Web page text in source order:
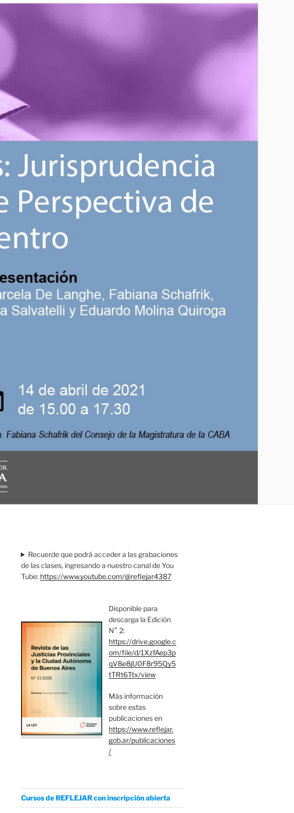
Recuerde que podrá acceder a las grabaciones
de las clases, ingresando a nuestro canal de You
Tube: https://www.youtube.com/@reflejar4387
Disponible para
descarga la Edición
N° 2:
https://drive.google.c
om/file/d/1XzfAep3p
qV8e8jU0F8r95Qy5
tTRt6Ttx/view
Más información
sobre estas
publicaciones en
https://www.reflejar.
gob.ar/publicaciones
/
Cursos de REFLEJAR con inscripción abierta